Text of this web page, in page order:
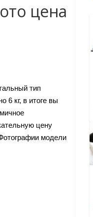
цена
тип
6 кг, в итоге вы
цену
модели